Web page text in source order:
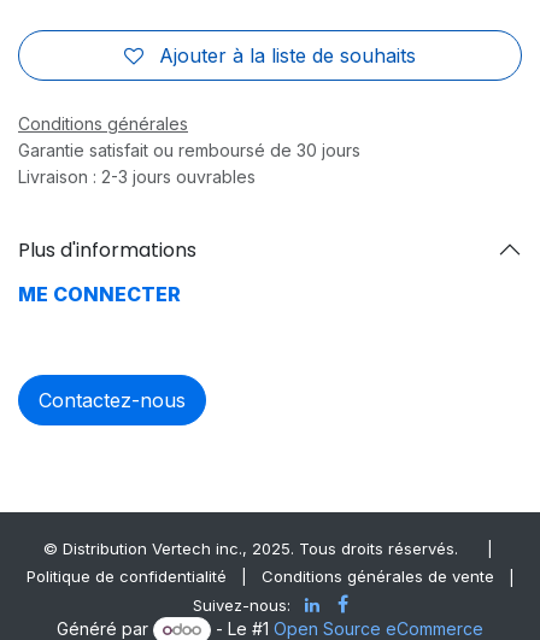
Ajouter à la liste de souhaits
Conditions générales
Garantie satisfait ou remboursé de 30 jours
Livraison : 2-3 jours ouvrables
Plus d'informations
ME CONNECTER
Contactez-nous
© Distrib​ution Vertech ​inc., 2025. Tous droits réservés.
Politique de confidentialité
Conditions générales de vente
Suivez-nous:
Généré par - Le #1Open Source eCommerce